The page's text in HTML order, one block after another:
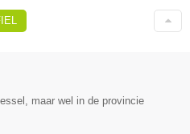
maar wel in de provincie